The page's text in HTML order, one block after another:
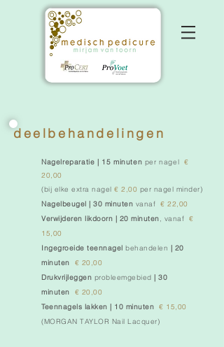
deelbehandelingen
Nagelreparatie | 15 minuten per nagel€
20,00
(bij elke extra nagel € 2,00 per nagel minder)
Nagelbeugel | 30 minuten vanaf € 22,00
Verwijderen likdoorn | 20 minuten, vanaf €
15,00
Ingegroeide teennagel behandelen | 20
minuten
€ 20,00
Drukvrijleggen probleemgebied | 30
minuten
€ 20,00
Teennagels lakken | 10 minuten € 15,00
(MORGAN TAYLOR Nail Lacquer)